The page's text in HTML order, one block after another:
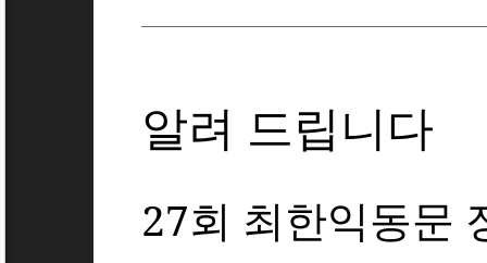
알려 드립니다
27회 최한익동문